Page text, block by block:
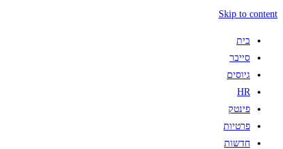
Skip to content
בית
סייבר
גיוסים
HR
פינטק
פרטיות
חדשות